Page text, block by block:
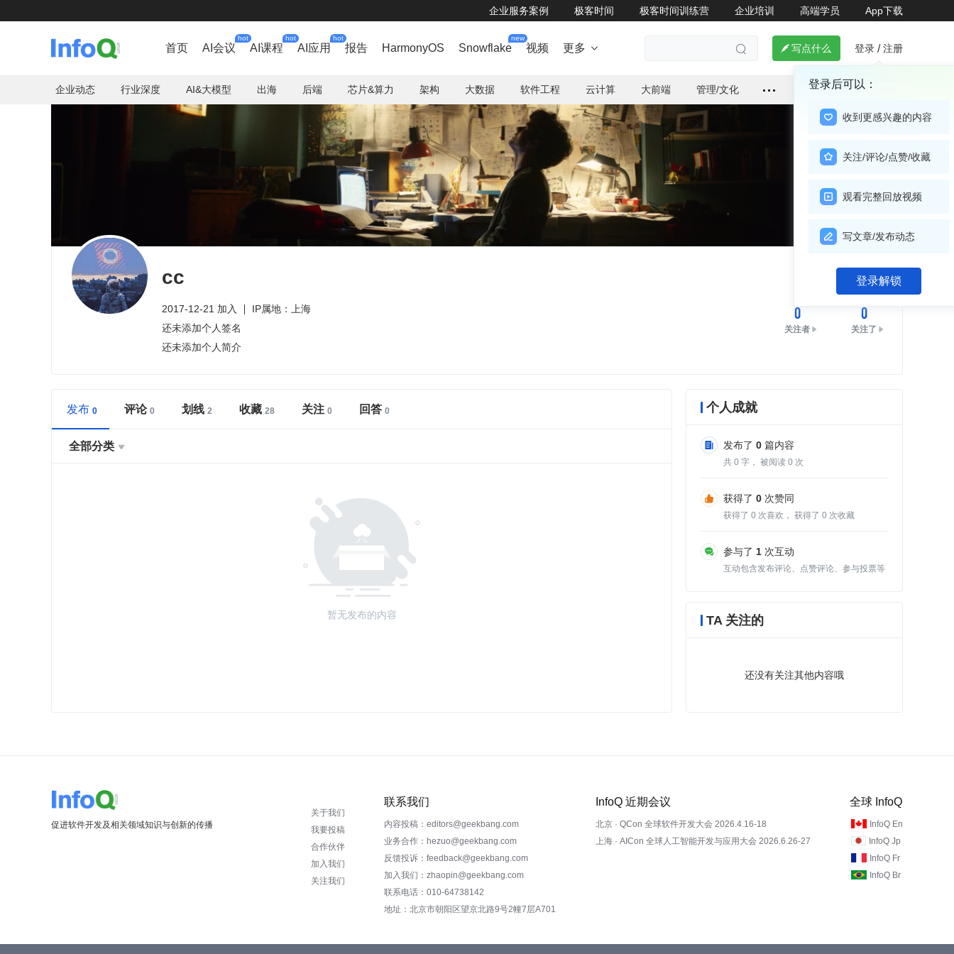
企业服务案例 极客时间 极客时间训练营 企业培训 高端学员 App下载
首页 AI会议
hot
AI课程
hot
AI应用
hot
报告 HarmonyOS Snowflake
new
视频 更多    写点什么 登录 / 注册
登录后可以：
收到更感兴趣的内容
关注/评论/点赞/收藏
观看完整回放视频
写文章/发布动态
登录解锁
企业动态 行业深度 AI&大模型 出海 后端 芯片&算力 架构 大数据 软件工程 云计算 大前端 管理/文化
cc
2017-12-21 加入
IP属地：上海
还未添加个人签名
还未添加个人简介
关注
0
关注者
0
关注了
发布 评论 划线 收藏 关注 回答
全部分类 
暂无发布的内容
个人成就
发布了 0 篇内容
共 0 字， 被阅读 0 次
获得了 0 次赞同
获得了 0 次喜欢， 获得了 0 次收藏
参与了 1 次互动
互动包含发布评论、点赞评论、参与投票等
TA 关注的
还没有关注其他内容哦
促进软件开发及相关领域知识与创新的传播
关于我们
我要投稿
合作伙伴
加入我们
关注我们
联系我们
内容投稿：editors@geekbang.com
业务合作：hezuo@geekbang.com
反馈投诉：feedback@geekbang.com
加入我们：zhaopin@geekbang.com
联系电话：010-64738142
地址：北京市朝阳区望京北路9号2幢7层A701
InfoQ 近期会议
北京 · QCon 全球软件开发大会 2026.4.16-18
上海 · AICon 全球人工智能开发与应用大会 2026.6.26-27
全球 InfoQ
InfoQ En
InfoQ Jp
InfoQ Fr
InfoQ Br